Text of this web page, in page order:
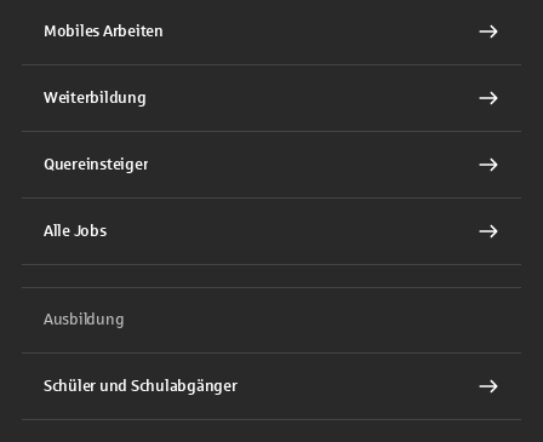
Mobiles Arbeiten
Weiterbildung
Quereinsteiger
Alle Jobs
Ausbildung
Schüler und Schulabgänger